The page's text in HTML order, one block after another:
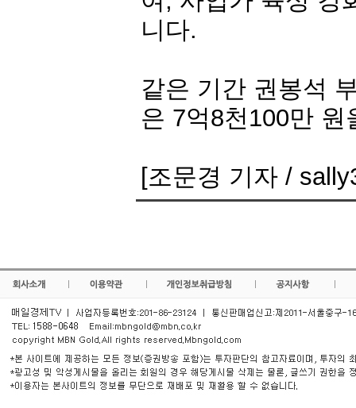
니다.
같은 기간 권봉석
은 7억8천100만
[조문경 기자 /